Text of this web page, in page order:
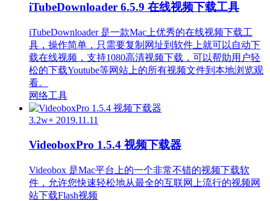
iTubeDownloader 6.5.9 在线视频下载工具
iTubeDownloader 是一款Mac上优秀的在线视频下载工
具，操作简单，只需要复制网址到软件上就可以自动下
载在线视频，支持1080高清视频下载，可以帮助用户轻
松的下载Youtube等网站上的所有视频文件到本地浏览观
看。
网络工具
3.2w+ 2019.11.11
VideoboxPro 1.5.4 视频下载器
Videobox 是Mac平台上的一个非常不错的视频下载软
件，允许您快速轻松地从最全的互联网上流行的视频网
站下载Flash视频